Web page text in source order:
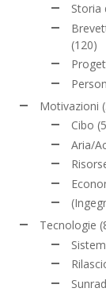
Storia
(120)
Motivazioni
Cibo
Aria/
Tecnologie